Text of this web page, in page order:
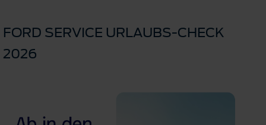
FORD SERVICE URLAUBS-CHECK
2026